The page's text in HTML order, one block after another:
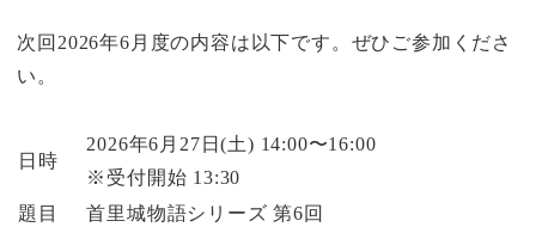
次回2026年6月度の内容は以下です。ぜひご参加くださ
い。
日時
2026年6月27日(土) 14:00〜16:00
※受付開始 13:30
題目
首里城物語シリーズ 第6回